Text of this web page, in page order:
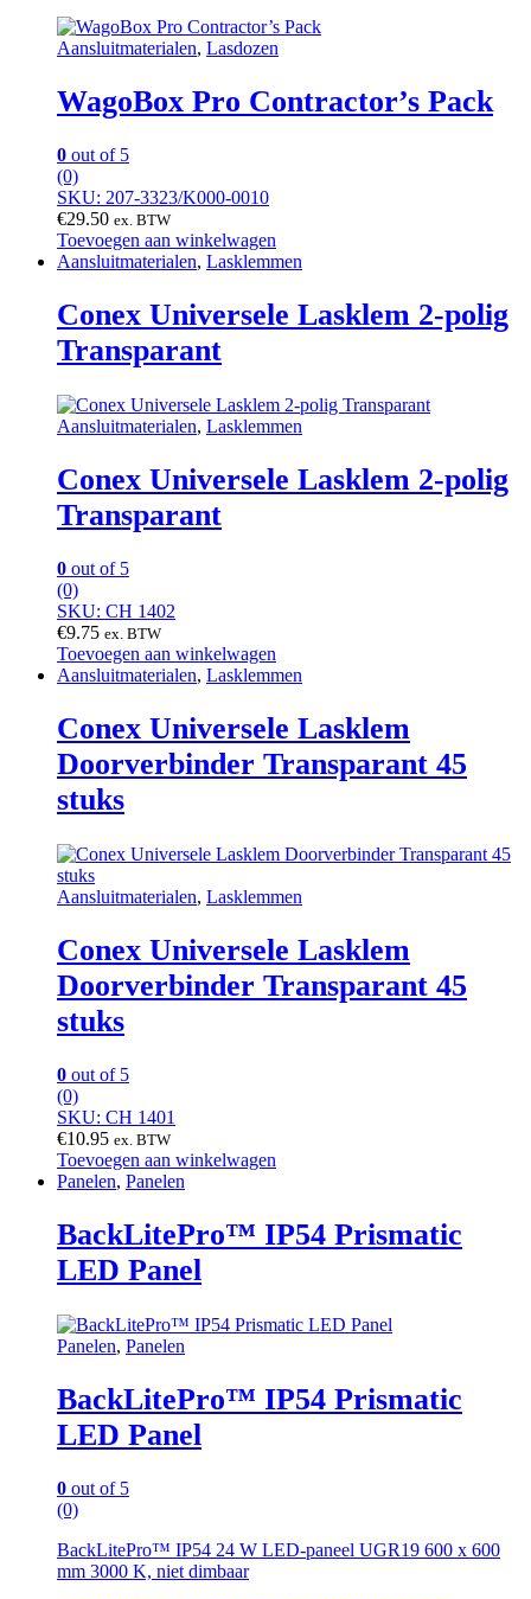
Aansluitmaterialen, Lasdozen
WagoBox Pro Contractor’s Pack
0 out of 5
(0)
SKU: 207-3323/K000-0010
€29.50 ex. BTW
Toevoegen aan winkelwagen
Aansluitmaterialen, Lasklemmen
Conex Universele Lasklem 2-polig
Transparant
Aansluitmaterialen, Lasklemmen
Conex Universele Lasklem 2-polig
Transparant
0 out of 5
(0)
SKU: CH 1402
€9.75 ex. BTW
Toevoegen aan winkelwagen
Aansluitmaterialen, Lasklemmen
Conex Universele Lasklem
Doorverbinder Transparant 45
stuks
Aansluitmaterialen, Lasklemmen
Conex Universele Lasklem
Doorverbinder Transparant 45
stuks
0 out of 5
(0)
SKU: CH 1401
€10.95 ex. BTW
Toevoegen aan winkelwagen
Panelen, Panelen
BackLitePro™ IP54 Prismatic
LED Panel
Panelen, Panelen
BackLitePro™ IP54 Prismatic
LED Panel
0 out of 5
(0)
BackLitePro™ IP54 24 W LED-paneel UGR19 600 x 600
mm 3000 K, niet dimbaar